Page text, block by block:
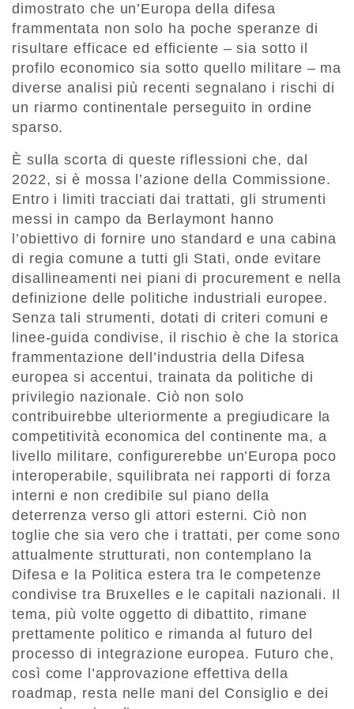
dimostrato che un’Europa della difesa
frammentata non solo ha poche speranze di
risultare efficace ed efficiente – sia sotto il
profilo economico sia sotto quello militare – ma
diverse analisi più recenti segnalano i rischi di
un riarmo continentale perseguito in ordine
sparso.
È sulla scorta di queste riflessioni che, dal
2022, si è mossa l’azione della Commissione.
Entro i limiti tracciati dai trattati, gli strumenti
messi in campo da Berlaymont hanno
l’obiettivo di fornire uno standard e una cabina
di regia comune a tutti gli Stati, onde evitare
disallineamenti nei piani di procurement e nella
definizione delle politiche industriali europee.
Senza tali strumenti, dotati di criteri comuni e
linee-guida condivise, il rischio è che la storica
frammentazione dell’industria della Difesa
europea si accentui, trainata da politiche di
privilegio nazionale. Ciò non solo
contribuirebbe ulteriormente a pregiudicare la
competitività economica del continente ma, a
livello militare, configurerebbe un’Europa poco
interoperabile, squilibrata nei rapporti di forza
interni e non credibile sul piano della
deterrenza verso gli attori esterni. Ciò non
toglie che sia vero che i trattati, per come sono
attualmente strutturati, non contemplano la
Difesa e la Politica estera tra le competenze
condivise tra Bruxelles e le capitali nazionali. Il
tema, più volte oggetto di dibattito, rimane
prettamente politico e rimanda al futuro del
processo di integrazione europea. Futuro che,
così come l’approvazione effettiva della
roadmap, resta nelle mani del Consiglio e dei